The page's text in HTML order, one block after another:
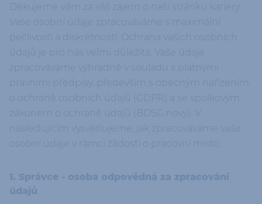
Děkujeme vám za váš zájem o naši stránku kariéry.
Vaše osobní údaje zpracováváme s maximální
údajů je pro nás velmi důležitá. Vaše údaje
zpracováváme výhradně v souladu s platnými
o ochraně osobních údajů (GDPR) a se spolkovým
zákonem o ochraně údajů (BDSG nový). V
následujícím vysvětlujeme, jak zpracováváme vaše
osobní údaje v rámci žádosti o pracovní místo.
1. Správce - osoba odpovědná za zpracování
údajů